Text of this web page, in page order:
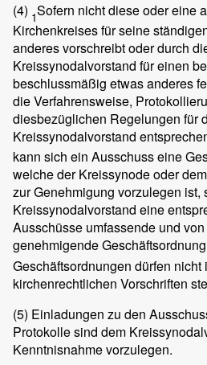
(4) 1Sofern nicht diese oder eine
Kirchenkreises für seine
anderes vorschreibt oder durch
Kreissynodalvorstand für einen
beschlussmäßig etwas anderes
die Verfahrensweise,
diesbezüglichen Regelungen für
Kreissynodalvorstand
kann sich ein Ausschuss eine
welche der Kreissynode oder
zur Genehmigung vorzulegen ist,
Kreissynodalvorstand eine
Ausschüsse umfassende und
genehmigende
Geschäftsordnungen dürfen
kirchenrechtlichen Vorschriften
(5) Einladungen zu den
Protokolle sind dem
Kenntnisnahme vorzulegen.